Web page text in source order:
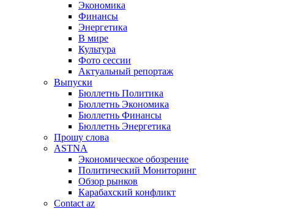
Экономика
Финансы
Энергетика
В мире
Культура
Фото сессии
Актуальный репортаж
Выпуски
Бюллетнь Политика
Бюллетнь Экономика
Бюллетнь Финансы
Бюллетнь Энергетика
Прошу слова
ASTNA
Экономическое обозрение
Политический Мониторинг
Обзор рынков
Карабахский конфликт
Contact az